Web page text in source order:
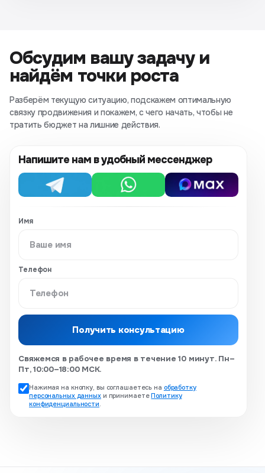
Обсудим вашу задачу и
найдём точки роста
Разберём текущую ситуацию, подскажем оптимальную
связку продвижения и покажем, с чего начать, чтобы не
тратить бюджет на лишние действия.
Напишите нам в удобный мессенджер
Telegram WhatsApp MAX
Имя
Телефон
Получить консультацию
Свяжемся в рабочее время в течение 10 минут. Пн–
Пт, 10:00–18:00 МСК.
Нажимая на кнопку, вы соглашаетесь на обработку
персональных данных и принимаете Политику
конфиденциальности.